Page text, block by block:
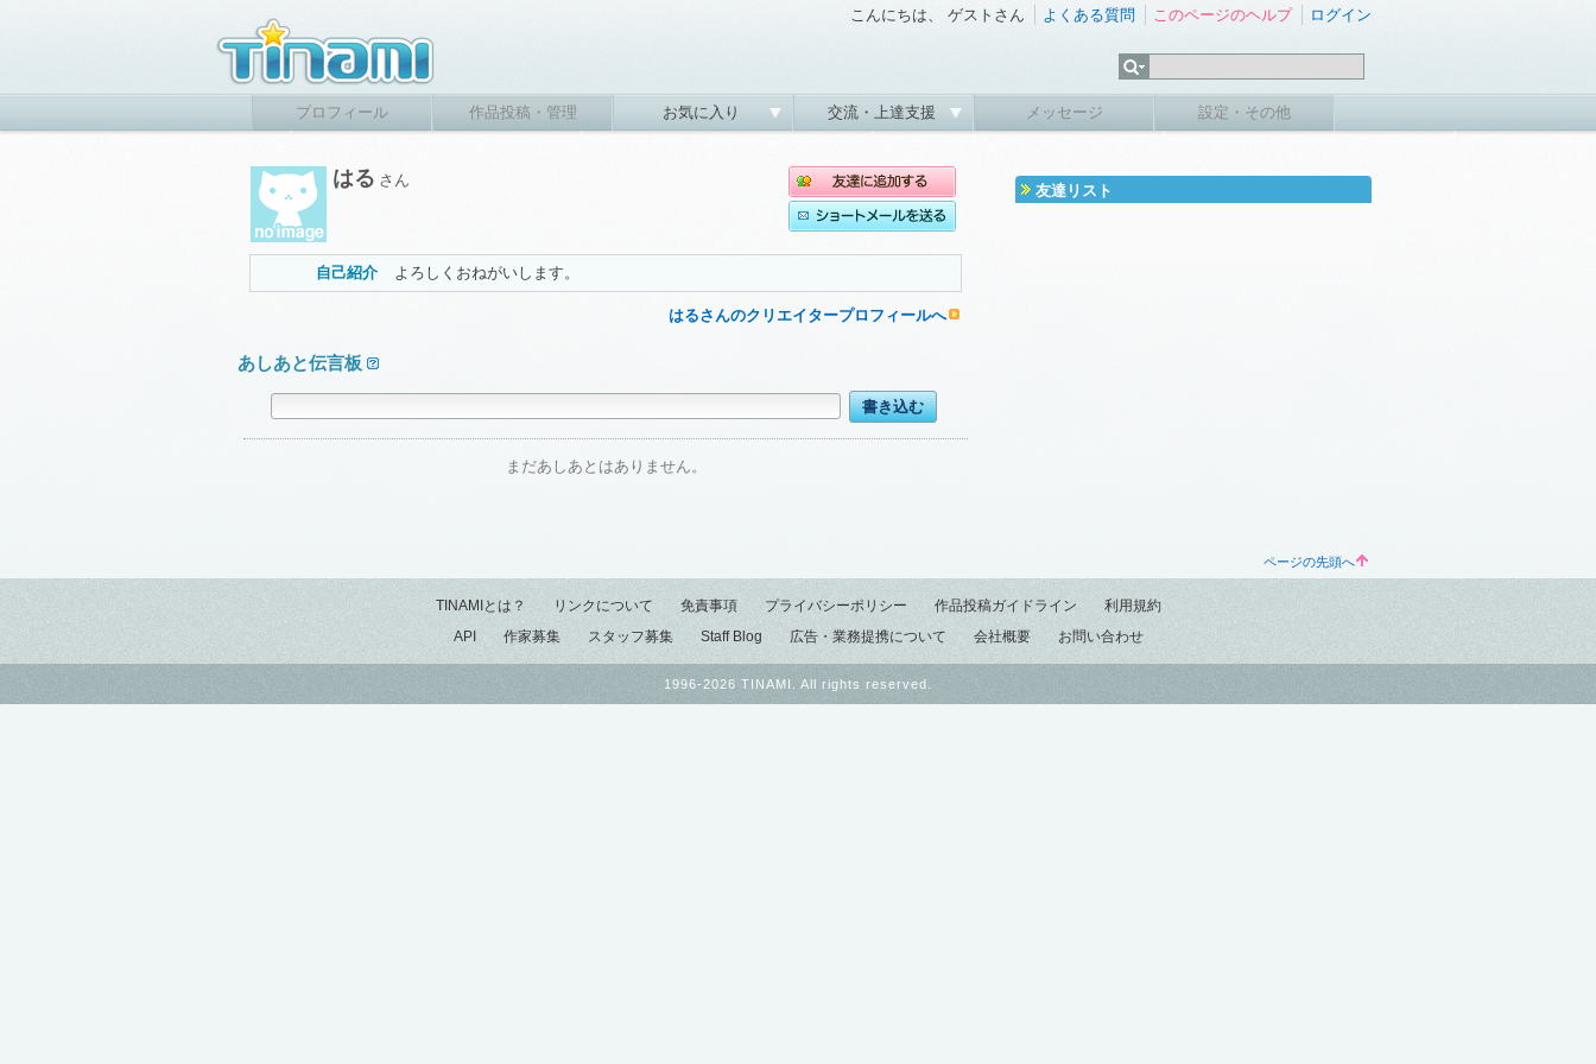
こんにちは、 ゲストさん よくある質問 このページのヘルプ ログイン
プロフィール 作品投稿・管理 お気に入り 交流・上達支援 メッセージ 設定・その他
はる さん
自己紹介 よろしくおねがいします。
はるさんのクリエイタープロフィールへ
あしあと伝言板
まだあしあとはありません。
友達リスト
ページの先頭へ
TINAMIとは？ リンクについて 免責事項 プライバシーポリシー 作品投稿ガイドライン
利用規約
API
作家募集 スタッフ募集 Staff Blog 広告・業務提携について 会社概要 お問い合わせ
1996-2026 TINAMI. All rights reserved.